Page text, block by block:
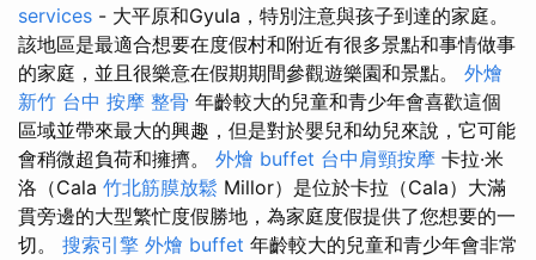
services - 大平原和Gyula，特別注意與孩子到達的家庭。
該地區是最適合想要在度假村和附近有很多景點和事情做事
的家庭，並且很樂意在假期期間參觀遊樂園和景點。 外燴
新竹 台中 按摩 整骨 年齡較大的兒童和青少年會喜歡這個
區域並帶來最大的興趣，但是對於嬰兒和幼兒來說，它可能
會稍微超負荷和擁擠。 外燴 buffet 台中肩頸按摩 卡拉·米
洛（Cala 竹北筋膜放鬆 Millor）是位於卡拉（Cala）大滿
貫旁邊的大型繁忙度假勝地，為家庭度假提供了您想要的一
切。 搜索引擎 外燴 buffet 年齡較大的兒童和青少年會非常